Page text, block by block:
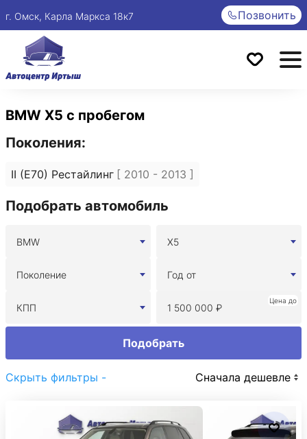
г. Омск, Карла Маркса 18к7 Позвонить
BMW X5 с пробегом
Поколения:
II (E70) Рестайлинг [ 2010 - 2013 ]
Подобрать автомобиль
BMW X5
Поколение Год от
КПП
Цена до
Подобрать
Скрыть фильтры - Сначала дешевле